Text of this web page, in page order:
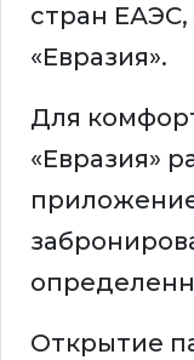
стран
«Евразия».
Для
«Евразия»
Открытие